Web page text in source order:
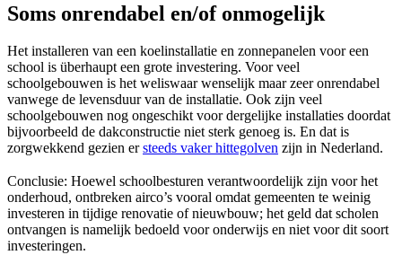
Soms onrendabel en/of onmogelijk
Het installeren van een koelinstallatie en zonnepanelen voor een
school is überhaupt een grote investering. Voor veel
schoolgebouwen is het weliswaar wenselijk maar zeer onrendabel
vanwege de levensduur van de installatie. Ook zijn veel
schoolgebouwen nog ongeschikt voor dergelijke installaties doordat
bijvoorbeeld de dakconstructie niet sterk genoeg is. En dat is
zorgwekkend gezien ersteeds vaker hittegolven zijn in Nederland.
Conclusie: Hoewel schoolbesturen verantwoordelijk zijn voor het
onderhoud, ontbreken airco’s vooral omdat gemeenten te weinig
investeren in tijdige renovatie of nieuwbouw; het geld dat scholen
ontvangen is namelijk bedoeld voor onderwijs en niet voor dit soort
investeringen.